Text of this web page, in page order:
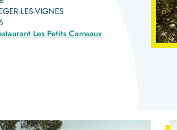
LES-VIGNES
Les Petits Carreaux